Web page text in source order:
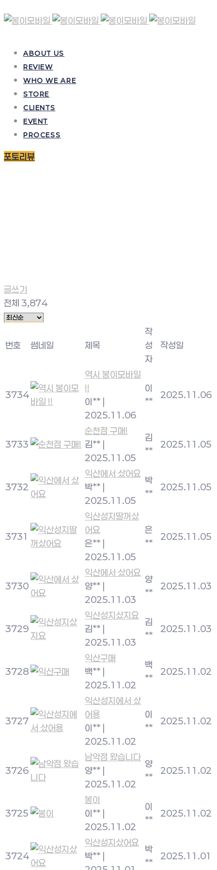
ABOUT US
REVIEW
WHO WE ARE
STORE
CLIENTS
EVENT
PROCESS
포토리뷰
글쓰기
전체 3,874
번호 썸네일 제목
작
성
자
작성일
3734
역시 봉이모바일
!!
이**
2025.11.06
이
**
2025.11.06
3733
순천점 구매!
김**
2025.11.05
김
**
2025.11.05
3732
익산에서 샀어요
박**
2025.11.05
박
**
2025.11.05
3731
익산성지딸꺼샀
어요
은**
2025.11.05
은
**
2025.11.05
3730
익산에서 샀어요
양**
2025.11.03
양
**
2025.11.03
3729
익산성지샀지요
김**
2025.11.03
김
**
2025.11.03
3728
익산구매
백**
2025.11.02
백
**
2025.11.02
3727
익산성지에서 샀
어용
이**
2025.11.02
이
**
2025.11.02
3726
남악점 왔습니다
양**
2025.11.02
양
**
2025.11.02
3725
봉이
이**
2025.11.02
이
**
2025.11.02
3724
익산성지샀어요
박**
박
**
2025.11.01